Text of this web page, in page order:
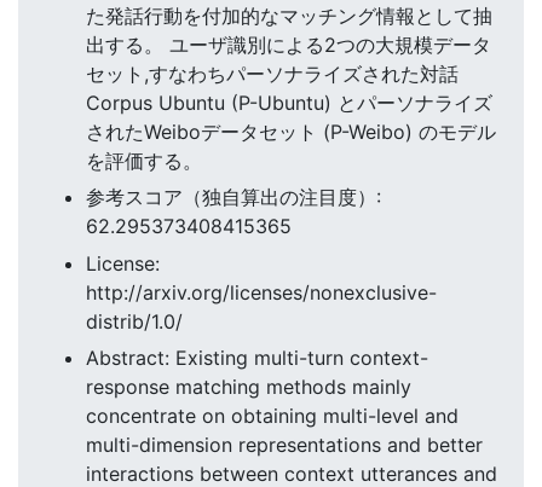
た発話行動を付加的なマッチング情報として抽
出する。 ユーザ識別による2つの大規模データ
セット,すなわちパーソナライズされた対話
Corpus Ubuntu (P-Ubuntu) とパーソナライズ
されたWeiboデータセット (P-Weibo) のモデル
を評価する。
参考スコア（独自算出の注目度）:
62.295373408415365
License:
http://arxiv.org/licenses/nonexclusive-
distrib/1.0/
Abstract: Existing multi-turn context-
response matching methods mainly
concentrate on obtaining multi-level and
multi-dimension representations and better
interactions between context utterances and